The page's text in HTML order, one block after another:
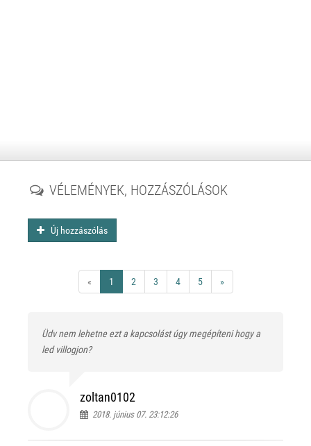
VÉLEMÉNYEK, HOZZÁSZÓLÁSOK
Új hozzászólás
« 1 2 3 4 5 »
Üdv nem lehetne ezt a kapcsolást úgy megépíteni hogy a
led villogjon?
zoltan0102
2018. június 07. 23:12:26